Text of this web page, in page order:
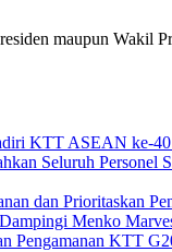
maupun Wakil
KTT ASEAN ke-40
Seluruh Personel
dan Prioritaskan
Menko
Pengamanan KTT